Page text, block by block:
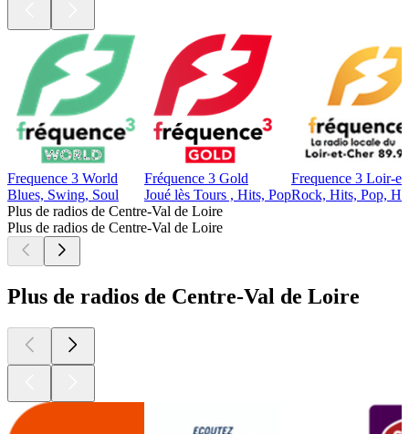
Frequence 3 World
Blues, Swing, Soul
Fréquence 3 Gold
Joué lès Tours , Hits, Pop
Frequence 3 Loir-
Rock, Hits, Pop,
Plus de radios de Centre-Val de Loire
Plus de radios de Centre-Val de Loire
Plus de radios de Centre-Val de Loire